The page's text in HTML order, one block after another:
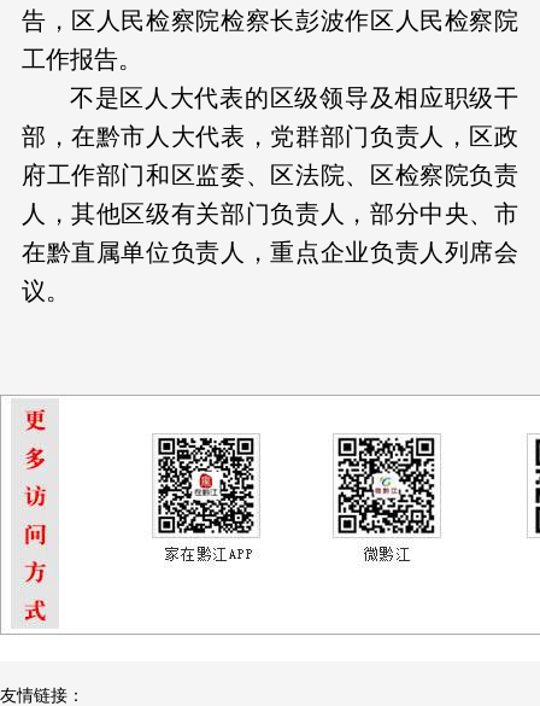
告，区人民检察院检察长彭波作区人民检察院
工作报告。
不是区人大代表的区级领导及相应职级干
部，在黔市人大代表，党群部门负责人，区政
府工作部门和区监委、区法院、区检察院负责
人，其他区级有关部门负责人，部分中央、市
在黔直属单位负责人，重点企业负责人列席会
议。
友情链接：